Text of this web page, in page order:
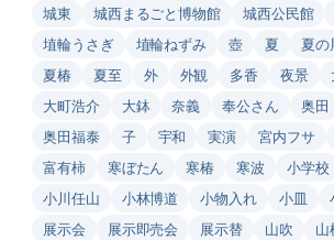
城東
城西まるごと博物館 城西公民館
埴輪うさぎ
埴輪ねずみ 壺 夏 夏の
夏椿
夏至 外 外観 多香 夜景
大町浩介
大鉢 奈義 奉公さん 奥田
奥田福泰
子 宇和 実演 宮内フサ
富有柿
寒ぼたん 寒椿 寒波 小学校
小川任山
小林博道 小物入れ 小皿
展示会
展示即売会 展示替 山吹 山